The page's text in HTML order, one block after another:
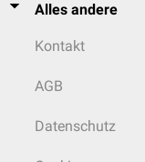
Alles andere
Kontakt
AGB
Datenschutz